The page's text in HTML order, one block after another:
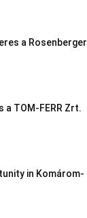
a Rosenberger
TOM-FERR Zrt.
in Komárom-